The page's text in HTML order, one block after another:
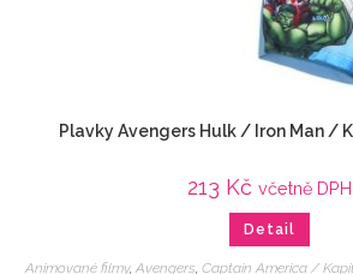
Plavky Avengers Hulk / Iron Man /
213 Kč včetně DPH
Detail
Animované filmy, Avengers Captain America /